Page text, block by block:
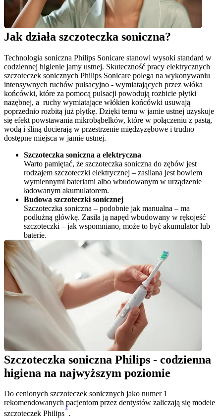
Jak działa szczoteczka soniczna?
Technologia soniczna Philips Sonicare stanowi wysoki standard w
codziennej higienie jamy ustnej. Skuteczność pracy elektrycznych
szczoteczek sonicznych Philips Sonicare polega na wykonywaniu
intensywnych ruchów pulsacyjno - wymiatających przez włóka
końcówki, które za pomocą pulsacji powodują rozbicie płytki
nazębnej, a  ruchy wymiatające włókien końcówki usuwają
poprzednio rozbitą już płytkę. Dzięki temu w jamie ustnej uzyskuje
się efekt powstawania mikrobąbelków, które w połączeniu z pastą,
wodą i śliną docierają w przestrzenie międzyzębowe i trudno
dostępne miejsca w jamie ustnej.
Szczoteczka soniczna a elektryczna
Warto pamiętać, że szczoteczka soniczna do zębów jest
rodzajem szczoteczki elektrycznej – zasilana jest bowiem
wymiennymi bateriami albo wbudowanym w urządzenie
ładowanym akumulatorem.
Budowa szczoteczki sonicznej
Szczoteczka soniczna – podobnie jak manualna – ma
podłużną główkę. Zasila ją napęd wbudowany w rękojeść
szczoteczki – jak wspomniano, może to być akumulator lub
baterie.
Szczoteczka soniczna Philips - codzienna
higiena na najwyższym poziomie
Do cenionych szczoteczek sonicznych jako numer 1
rekomendowanych pacjentom przez dentystów zaliczają się modele
szczoteczek Philips
1
.